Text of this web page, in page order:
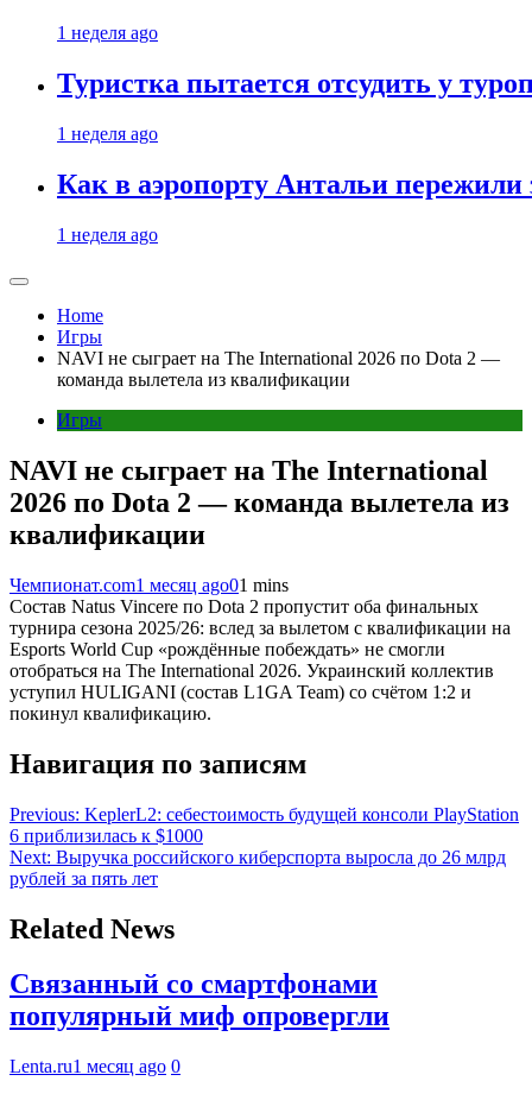
1 неделя ago
Туристка пытается отсудить у
1 неделя ago
Как в аэропорту Антальи
1 неделя ago
Home
Игры
NAVI не сыграет на The International 2026 по Dota 2 —
команда вылетела из квалификации
Игры
NAVI не сыграет на The International
2026 по Dota 2 — команда вылетела из
квалификации
Чемпионат.com1 месяц ago01 mins
Состав Natus Vincere по Dota 2 пропустит оба финальных
турнира сезона 2025/26: вслед за вылетом с квалификации на
Esports World Cup «рождённые побеждать» не смогли
отобраться на The International 2026. Украинский коллектив
уступил HULIGANI (состав L1GA Team) со счётом 1:2 и
покинул квалификацию.
Навигация по записям
Previous: KeplerL2: себестоимость будущей консоли PlayStation
6 приблизилась к $1000
Next: Выручка российского киберспорта выросла до 26 млрд
рублей за пять лет
Related News
Связанный со смартфонами
популярный миф опровергли
Lenta.ru1 месяц ago 0